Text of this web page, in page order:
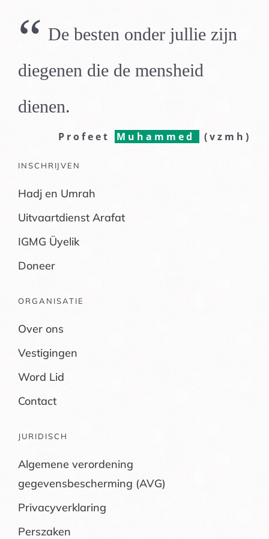
“ De besten onder jullie zijn
diegenen die de mensheid
dienen.
Profeet Muhammed (vzmh)
INSCHRIJVEN
Hadj en Umrah
Uitvaartdienst Arafat
IGMG Üyelik
Doneer
ORGANISATIE
Over ons
Vestigingen
Word Lid
Contact
JURIDISCH
Algemene verordening
gegevensbescherming (AVG)
Privacyverklaring
Perszaken